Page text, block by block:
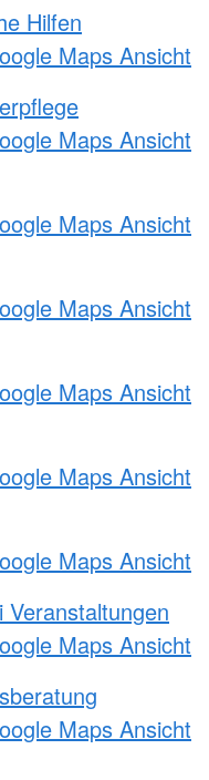
Hilfen
Maps Ansicht
Maps Ansicht
Maps Ansicht
Maps Ansicht
Maps Ansicht
Maps Ansicht
Maps Ansicht
Maps Ansicht
Maps Ansicht